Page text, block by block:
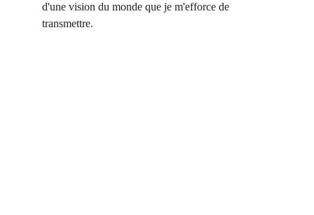
d'une vision du monde que je m'efforce de
transmettre.